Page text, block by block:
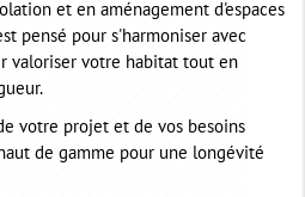
et en aménagement d'espaces
pensé pour s'harmoniser avec
valoriser votre habitat tout en
votre projet et de vos besoins
de gamme pour une longévité